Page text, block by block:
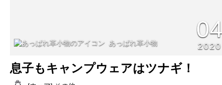
あっぱれ革小物 2020
息子もキャンプウェアはツナギ！